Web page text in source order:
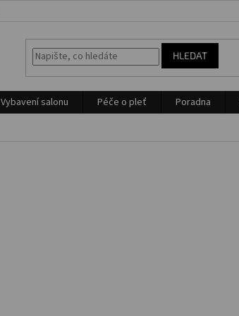
HLEDAT
Vybavení salonu Péče o pleť Poradna